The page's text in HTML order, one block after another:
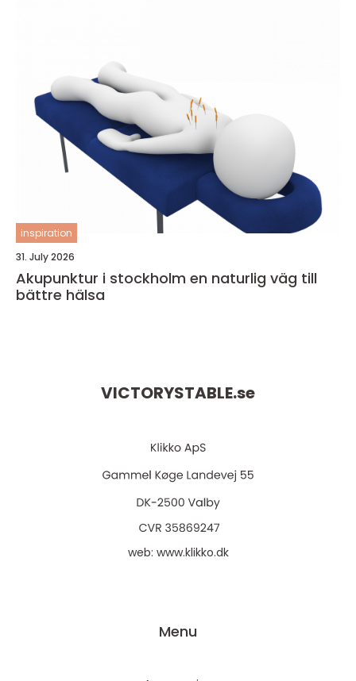
inspiration
31. July 2026
Akupunktur i stockholm en naturlig väg till
bättre hälsa
VICTORYSTABLE.se
web: www.klikko.dk
Menu